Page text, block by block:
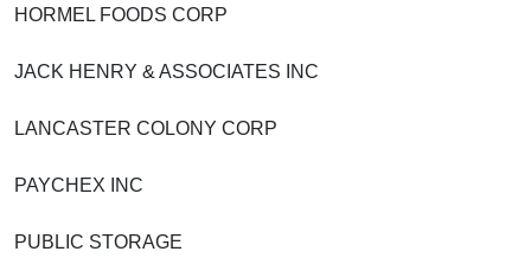
HORMEL FOODS CORP
JACK HENRY & ASSOCIATES INC
LANCASTER COLONY CORP
PAYCHEX INC
PUBLIC STORAGE